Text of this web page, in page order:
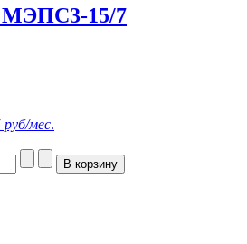
МЭПС3-15/7
руб/мес.